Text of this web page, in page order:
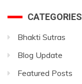
CATEGORIES
Bhakti Sutras
Blog Update
Featured Posts